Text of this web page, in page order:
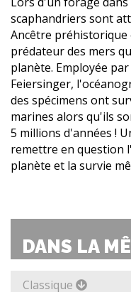
scaphandriers sont
Ancêtre préhistorique
prédateur des mers
planète. Employée
Feiersinger,
des spécimens ont
marines alors qu'ils
5 millions d'années !
remettre en question
planète et la survie
DANS LA
Classique